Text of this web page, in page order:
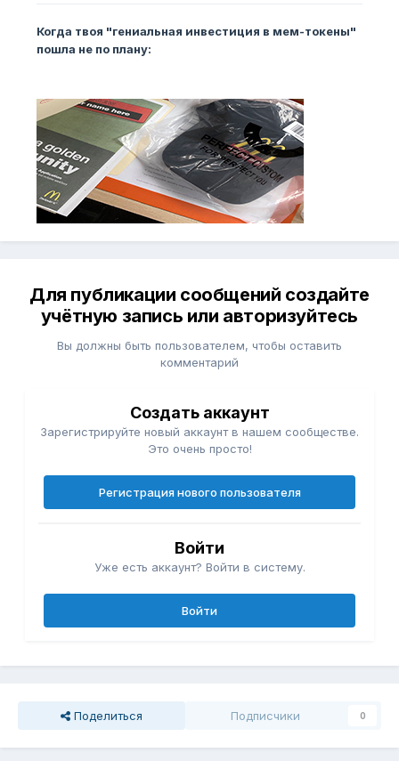
Когда твоя "гениальная инвестиция в мем-токены"
пошла не по плану:
Для публикации сообщений создайте
учётную запись или авторизуйтесь
Вы должны быть пользователем, чтобы оставить
комментарий
Создать аккаунт
Зарегистрируйте новый аккаунт в нашем сообществе.
Это очень просто!
Регистрация нового пользователя
Войти
Уже есть аккаунт? Войти в систему.
Войти
Поделиться Подписчики 0